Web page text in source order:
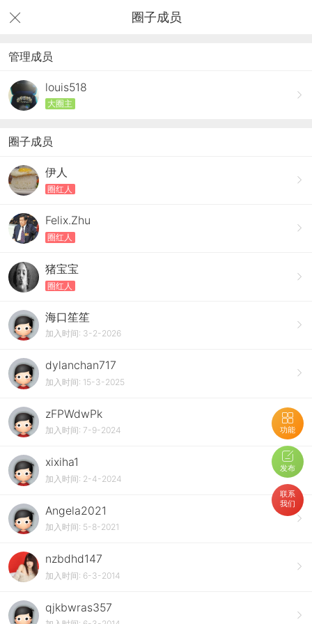
圈子成员
功能
发布
联系
我们
管理成员
louis518
大圈主
圈子成员
伊人
圈红人
Felix.Zhu
圈红人
猪宝宝
圈红人
海口笙笙
加入时间: 3-2-2026
dylanchan717
加入时间: 15-3-2025
zFPWdwPk
加入时间: 7-9-2024
xixiha1
加入时间: 2-4-2024
Angela2021
加入时间: 5-8-2021
nzbdhd147
加入时间: 6-3-2014
qjkbwras357